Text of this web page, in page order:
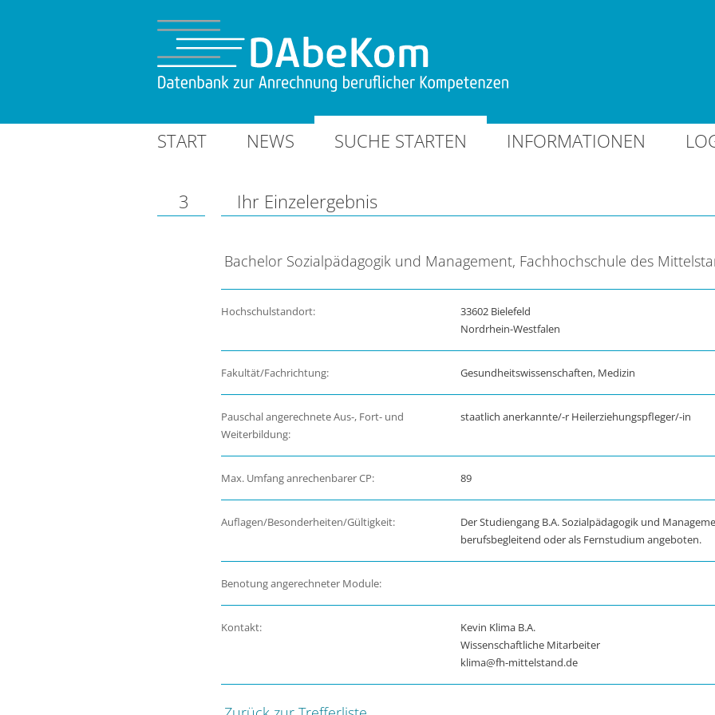
START NEWS SUCHE STARTEN INFORMATIONEN
3 Ihr Einzelergebnis
Bachelor Sozialpädagogik und Management, Fachhochschule des
Hochschulstandort:
33602 Bielefeld
Nordrhein-Westfalen
Fakultät/Fachrichtung: Gesundheitswissenschaften, Medizin
Pauschal angerechnete Aus-, Fort- und
Weiterbildung:
staatlich anerkannte/-r Heilerziehungspfleger/-in
Max. Umfang anrechenbarer CP: 89
Auflagen/Besonderheiten/Gültigkeit:
Der Studiengang B.A. Sozialpädagogik und
berufsbegleitend oder als Fernstudium angeboten.
Benotung angerechneter Module:
Kontakt:
Kevin Klima B.A.
Wissenschaftliche Mitarbeiter
klima@fh-mittelstand.de